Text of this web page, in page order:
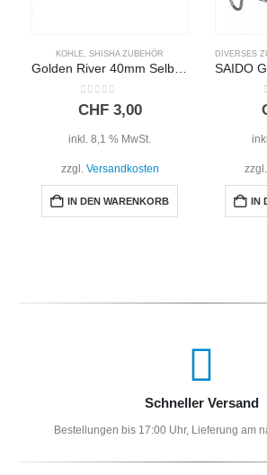
KOHLE, SHISHA ZUBEHÖR
Golden River 40mm Selbstzünder Kohle
0out of 5
CHF3,00
inkl. 8,1 % MwSt.
zzgl. Versandkosten
IN DEN WARENKORB
DIVERSES
zzgl.
IN
Schneller Versand
Bestellungen bis 17:00 Uhr, Lieferung am